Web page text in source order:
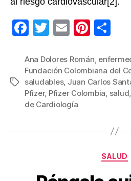
F
c
e
b
o
o
T
tt
er
E
ail
Pi
er
e
st
m
p
ar
Etiquetas
Ana Dolores Román,
Fundación Colombiana del
saludables, Juan Carlos
Pfizer, Pfizer Colombia, salud,
de Cardiología
SALUD